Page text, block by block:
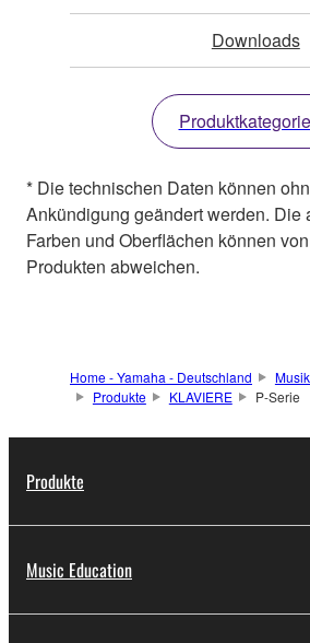
Downloads
Produktkategorie
* Die technischen Daten können
Ankündigung geändert werden. Die
Farben und Oberflächen können
Produkten abweichen.
Home - Yamaha - Deutschland
Produkte
KLAVIERE P-Serie
Produkte
Music Education